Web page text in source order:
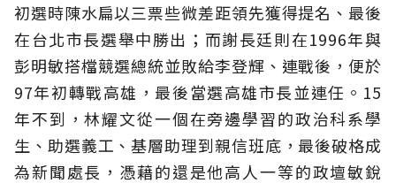
初選時陳水扁以三票些微差距領先獲得提名、最後
在台北市長選舉中勝出；而謝長廷則在1996年與
彭明敏搭檔競選總統並敗給李登輝、連戰後，便於
97年初轉戰高雄，最後當選高雄市長並連任。15
年不到，林耀文從一個在旁邊學習的政治科系學
生、助選義工、基層助理到親信班底，最後破格成
為新聞處長，憑藉的還是他高人一等的政壇敏銳